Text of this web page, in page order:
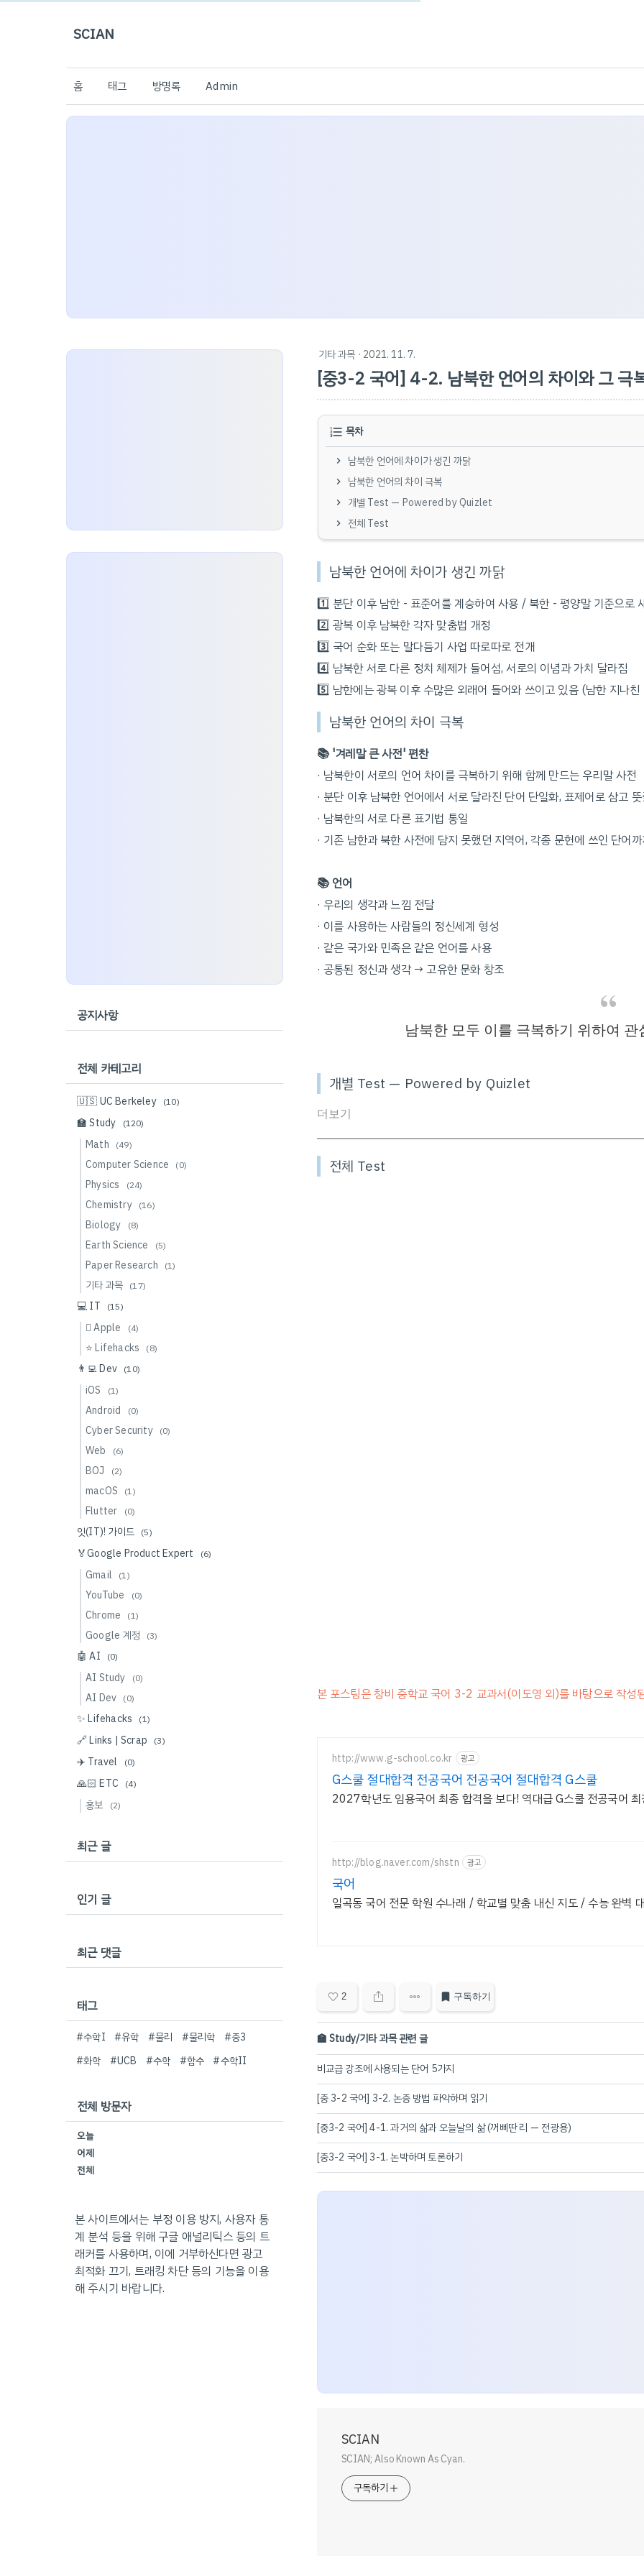
SCIAN
홈 태그 방명록 Admin
기타 과목 · 2021. 11. 7.
[중3-2 국어] 4-2. 남북한 언어의 차이와 그 극
목차
남북한 언어에 차이가 생긴 까닭
남북한 언어의 차이 극복
개별 Test — Powered by Quizlet
전체 Test
남북한 언어에 차이가 생긴 까닭
1️⃣ 분단 이후 남한 - 표준어를 계승하여 사용 / 북한 - 평양말 기준으로
2️⃣ 광복 이후 남북한 각자 맞춤법 개정
3️⃣ 국어 순화 또는 말다듬기 사업 따로따로 전개
4️⃣ 남북한 서로 다른 정치 체제가 들어섬, 서로의 이념과 가치 달라짐
5️⃣ 남한에는 광복 이후 수많은 외래어 들어와 쓰이고 있음 (남한 지나
남북한 언어의 차이 극복
📚 '겨레말 큰 사전' 편찬
· 남북한이 서로의 언어 차이를 극복하기 위해 함께 만드는 우리말 사전
· 분단 이후 남북한 언어에서 서로 달라진 단어 단일화, 표제어로 삼고
· 남북한의 서로 다른 표기법 통일
· 기존 남한과 북한 사전에 담지 못했던 지역어, 각종 문헌에 쓰인 단어
📚 언어
· 우리의 생각과 느낌 전달
· 이를 사용하는 사람들의 정신세계 형성
· 같은 국가와 민족은 같은 언어를 사용
· 공통된 정신과 생각 → 고유한 문화 창조
남북한 모두 이를 극복하기 위하여
개별 Test — Powered by Quizlet
더보기
전체 Test
본 포스팅은 창비 중학교 국어 3-2 교과서(이도영 외)를 바탕으로 작성
http://www.g-school.co.kr 광고
G스쿨 절대합격 전공국어 전공국어 절대합격 G스쿨
2027학년도 임용국어 최종 합격을 보다! 역대급 G스쿨 전공국어 최
http://blog.naver.com/shstn 광고
국어
일곡동 국어 전문 학원 수나래 / 학교별 맞춤 내신 지도 / 수능 완벽
2 구독하기
🏫 Study/기타 과목 관련 글
비교급 강조에 사용되는 단어 5가지
[중 3-2 국어] 3-2. 논증 방법 파악하며 읽기
[중3-2 국어] 4-1. 과거의 삶과 오늘날의 삶 (꺼삐딴 리 — 전광용)
[중3-2 국어] 3-1. 논박하며 토론하기
SCIAN
SCIAN; Also Known As Cyan.
구독하기
공지사항
전체 카테고리
🇺🇸 UC Berkeley (10)
🏫 Study (120)
Math (49)
Computer Science (0)
Physics (24)
Chemistry (16)
Biology (8)
Earth Science (5)
Paper Research (1)
기타 과목 (17)
💻 IT (15)
 Apple (4)
⭐️ Lifehacks (8)
👨‍💻 Dev (10)
iOS (1)
Android (0)
Cyber Security (0)
Web (6)
BOJ (2)
macOS (1)
Flutter (0)
잇(IT)! 가이드 (5)
🏅Google Product Expert (6)
Gmail (1)
YouTube (0)
Chrome (1)
Google 계정 (3)
🤖 AI (0)
AI Study (0)
AI Dev (0)
✨ Lifehacks (1)
🔗 Links | Scrap (3)
✈️ Travel (0)
🙏🏻 ETC (4)
홍보 (2)
최근 글
인기 글
최근 댓글
태그
#수학I #유학 #물리 #물리학
#중3
#화학
#UCB #수학 #함수 #수학II
전체 방문자
오늘
어제
전체
본 사이트에서는 부정 이용 방지, 사용자 통
계 분석 등을 위해 구글 애널리틱스 등의 트
래커를 사용하며, 이에 거부하신다면 광고
최적화 끄기, 트래킹 차단 등의 기능을 이용
해 주시기 바랍니다.